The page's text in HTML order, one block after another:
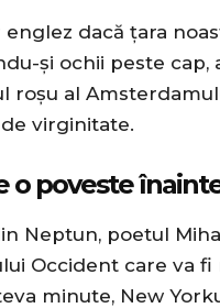
dacă țara
și ochii peste cap,
roșu al
virginitate.
o poveste
Neptun, poetul
Occident care va fi
minute, New